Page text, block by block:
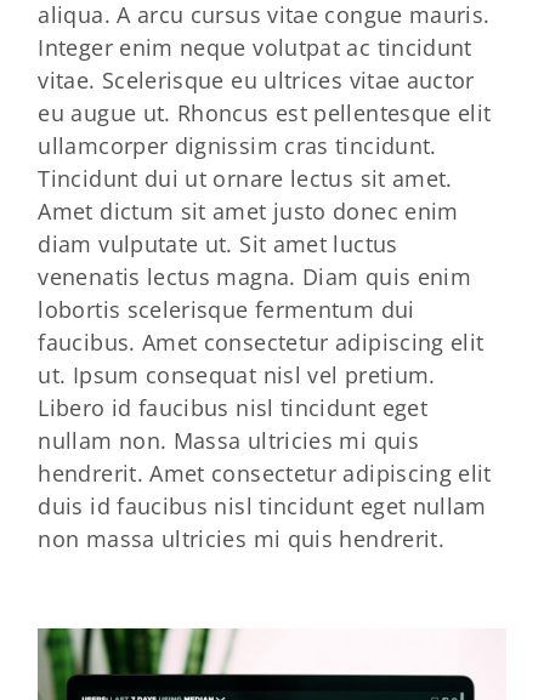
aliqua. A arcu cursus vitae congue mauris.
Integer enim neque volutpat ac tincidunt
vitae. Scelerisque eu ultrices vitae auctor
eu augue ut. Rhoncus est pellentesque elit
ullamcorper dignissim cras tincidunt.
Tincidunt dui ut ornare lectus sit amet.
Amet dictum sit amet justo donec enim
diam vulputate ut. Sit amet luctus
venenatis lectus magna. Diam quis enim
lobortis scelerisque fermentum dui
faucibus. Amet consectetur adipiscing elit
ut. Ipsum consequat nisl vel pretium.
Libero id faucibus nisl tincidunt eget
nullam non. Massa ultricies mi quis
hendrerit. Amet consectetur adipiscing elit
duis id faucibus nisl tincidunt eget nullam
non massa ultricies mi quis hendrerit.